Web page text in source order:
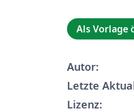
Als Vorlage
Autor:
Letzte
Lizenz: